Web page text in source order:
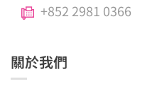
+852 2981 0366
關於我們